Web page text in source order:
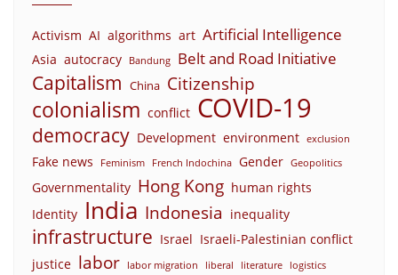
Activism AI algorithms art Artificial Intelligence
Asia autocracy Bandung Belt and Road Initiative
Capitalism China Citizenship
colonialism conflict COVID-19
democracy Development environment exclusion
Fake news Feminism French Indochina Gender Geopolitics
Governmentality Hong Kong human rights
Identity India Indonesia inequality
infrastructure Israel Israeli-Palestinian conflict
justice labor labor migration liberal literature logistics